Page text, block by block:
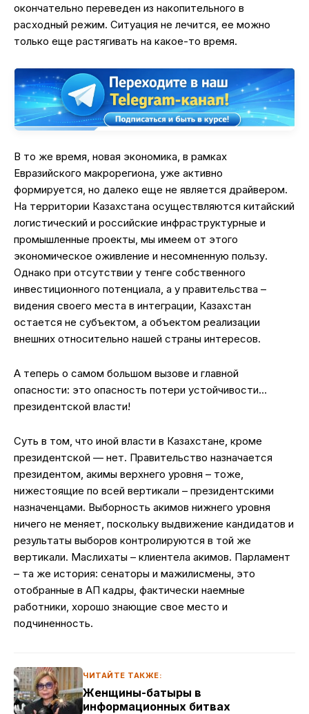
окончательно переведен из накопительного в
расходный режим. Ситуация не лечится, ее можно
только еще растягивать на какое-то время.
В то же время, новая экономика, в рамках
Евразийского макрорегиона, уже активно
формируется, но далеко еще не является драйвером.
На территории Казахстана осуществляются китайский
логистический и российские инфраструктурные и
промышленные проекты, мы имеем от этого
экономическое оживление и несомненную пользу.
Однако при отсутствии у тенге собственного
инвестиционного потенциала, а у правительства –
видения своего места в интеграции, Казахстан
остается не субъектом, а объектом реализации
внешних относительно нашей страны интересов.
А теперь о самом большом вызове и главной
опасности: это опасность потери устойчивости…
президентской власти!
Суть в том, что иной власти в Казахстане, кроме
президентской — нет. Правительство назначается
президентом, акимы верхнего уровня – тоже,
нижестоящие по всей вертикали – президентскими
назначенцами. Выборность акимов нижнего уровня
ничего не меняет, поскольку выдвижение кандидатов и
результаты выборов контролируются в той же
вертикали. Маслихаты – клиентела акимов. Парламент
– та же история: сенаторы и мажилисмены, это
отобранные в АП кадры, фактически наемные
работники, хорошо знающие свое место и
подчиненность.
ЧИТАЙТЕ ТАКЖЕ:
Женщины-батыры в
информационных битвах